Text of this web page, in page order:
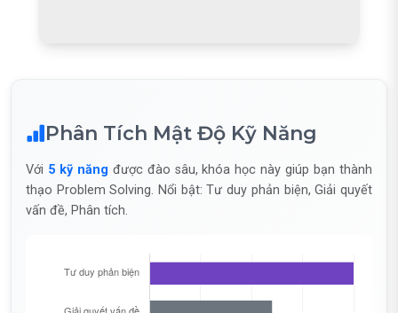
Phân Tích Mật Độ Kỹ Năng
Với 5 kỹ năng được đào sâu, khóa học này giúp bạn thành
thạo Problem Solving. Nổi bật: Tư duy phản biện, Giải quyết
vấn đề, Phân tích.